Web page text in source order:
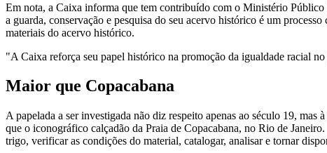
Em nota, a Caixa informa que tem contribuído com o Ministério
a guarda, conservação e pesquisa do seu acervo histórico é um
materiais do acervo histórico.
"A Caixa reforça seu papel histórico na promoção da igualdade racial
Maior que Copacabana
A papelada a ser investigada não diz respeito apenas ao século 19,
que o iconográfico calçadão da Praia de Copacabana, no Rio de
trigo, verificar as condições do material, catalogar, analisar e tornar